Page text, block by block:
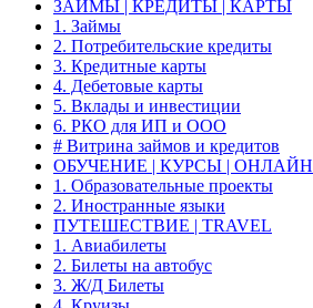
ЗАЙМЫ | КРЕДИТЫ | КАРТЫ
1. Займы
2. Потребительские кредиты
3. Кредитные карты
4. Дебетовые карты
5. Вклады и инвестиции
6. РКО для ИП и ООО
# Витрина займов и кредитов
ОБУЧЕНИЕ | КУРСЫ | ОНЛАЙН
1. Образовательные проекты
2. Иностранные языки
ПУТЕШЕСТВИЕ | TRAVEL
1. Авиабилеты
2. Билеты на автобус
3. Ж/Д Билеты